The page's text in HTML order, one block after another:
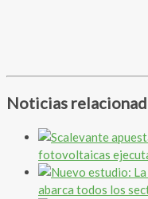
Noticias
fotovoltaicas
abarca todos los